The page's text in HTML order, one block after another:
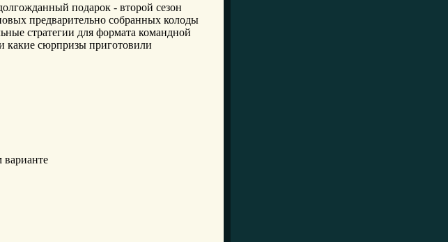
подарок - второй сезон
предварительно собранных колоды
стратегии для формата командной
какие сюрпризы приготовили
варианте